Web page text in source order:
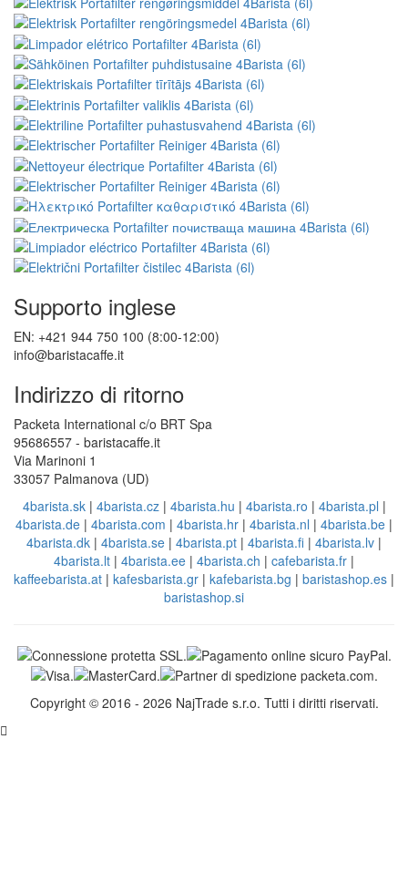
Supporto inglese
EN: +421 944 750 100 (8:00-12:00)
info@baristacaffe.it
Indirizzo di ritorno
Packeta International c/o BRT Spa
95686557 - baristacaffe.it
Via Marinoni 1
33057 Palmanova (UD)
4barista.sk| 4barista.cz| 4barista.hu | 4barista.ro | 4barista.pl |
4barista.de | 4barista.com | 4barista.hr | 4barista.nl | 4barista.be |
4barista.dk | 4barista.se | 4barista.pt | 4barista.fi | 4barista.lv |
4barista.lt | 4barista.ee | 4barista.ch | cafebarista.fr |
kaffeebarista.at | kafesbarista.gr | kafebarista.bg | baristashop.es |
baristashop.si
Copyright © 2016 - 2026 NajTrade s.r.o. Tutti i diritti riservati.